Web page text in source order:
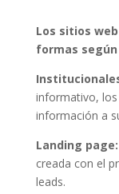
Los sitios
formas
informativo,
información a
Landing page:
creada con el
leads.